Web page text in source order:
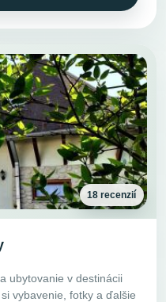
18 recenzií
ubytovanie v destinácii
vybavenie, fotky a ďalšie